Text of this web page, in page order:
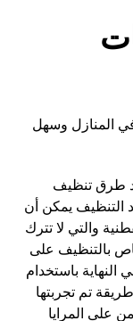
المنازل وسهل
طرق تنظيف
التنظيف يمكن أن
والتي لا تترك
بالتنظيف على
النهاية باستخدام
تم تجربتها
على المرايا